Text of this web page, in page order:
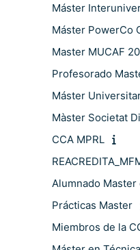
Máster
Máster PowerCo
Master MUCAF
Profesorado
Máster
Màster Societat
CCA MPRL
Alumnado
Prácticas Master
Miembros de la